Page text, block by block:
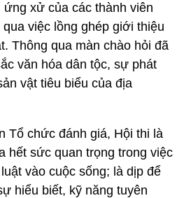
xử của các thành viên
việc lồng ghép giới thiệu
Thông qua màn chào hỏi đã
văn hóa dân tộc, sự phát
vật tiêu biểu của địa
Tổ chức đánh giá, Hội thi là
hết sức quan trọng trong việc
vào cuộc sống; là dịp để
hiểu biết, kỹ năng tuyên